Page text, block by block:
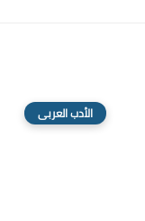
الأدب العربى